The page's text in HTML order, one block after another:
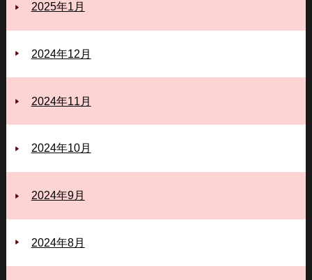
2025年1月
2024年12月
2024年11月
2024年10月
2024年9月
2024年8月